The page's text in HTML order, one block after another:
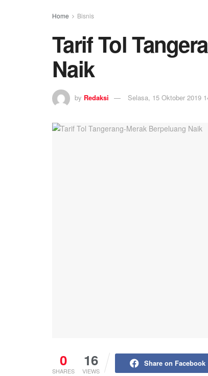
Home Bisnis
Tarif Tol
Naik
by Redaksi Selasa, 15 Oktober 2019
0
SHARES
16
VIEWS
Share on Facebook